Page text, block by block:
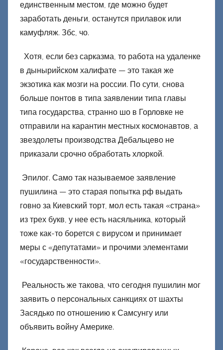
единственным местом, где можно будет
заработать деньги, останутся прилавок или
камуфляж. Збс, чо.
Хотя, если без сарказма, то работа на удаленке
в дынырийском халифате — это такая же
экзотика как мозги на россии. По сути, снова
больше понтов в типа заявлении типа главы
типа государства, странно шо в Горловке не
отправили на карантин местных космонавтов, а
звездолеты производства Дебальцево не
приказали срочно обработать хлоркой.
Эпилог. Само так называемое заявление
пушилина — это старая попытка рф выдать
говно за Киевский торт, мол есть такая «страна»
из трех букв, у нее есть насяльника, который
тоже как-то борется с вирусом и принимает
меры с «депутатами» и прочими элементами
«государственности».
Реальность же такова, что сегодня пушилин мог
заявить о персональных санкциях от шахты
Засядько по отношению к Самсунгу или
объявить войну Америке.